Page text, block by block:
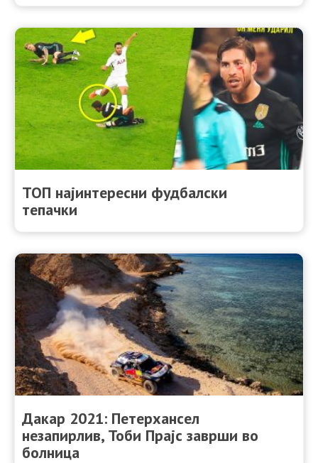
ТОП најинтересни фудбалски
тепачки
Дакар 2021: Петерхансел
незапирлив, Тоби Прајс заврши во
болница